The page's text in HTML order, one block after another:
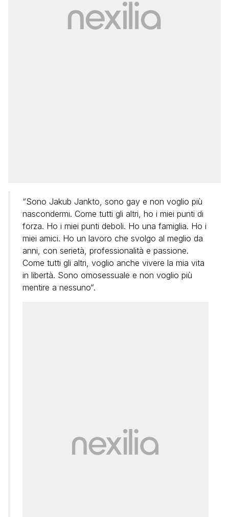
“Sono Jakub Jankto, sono gay e non voglio più
nascondermi. Come tutti gli altri, ho i miei punti di
forza. Ho i miei punti deboli. Ho una famiglia. Ho i
miei amici. Ho un lavoro che svolgo al meglio da
anni, con serietà, professionalità e passione.
Come tutti gli altri, voglio anche vivere la mia vita
in libertà. Sono omosessuale e non voglio più
mentire a nessuno“.